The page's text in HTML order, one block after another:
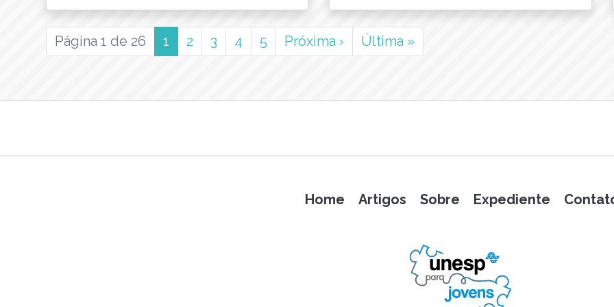
Página 1 de 26 1 (current)
2 3 4 5 Próxima › Última »
Home Artigos Sobre Expediente